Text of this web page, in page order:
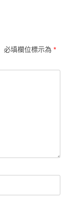
必填欄位標示為 *